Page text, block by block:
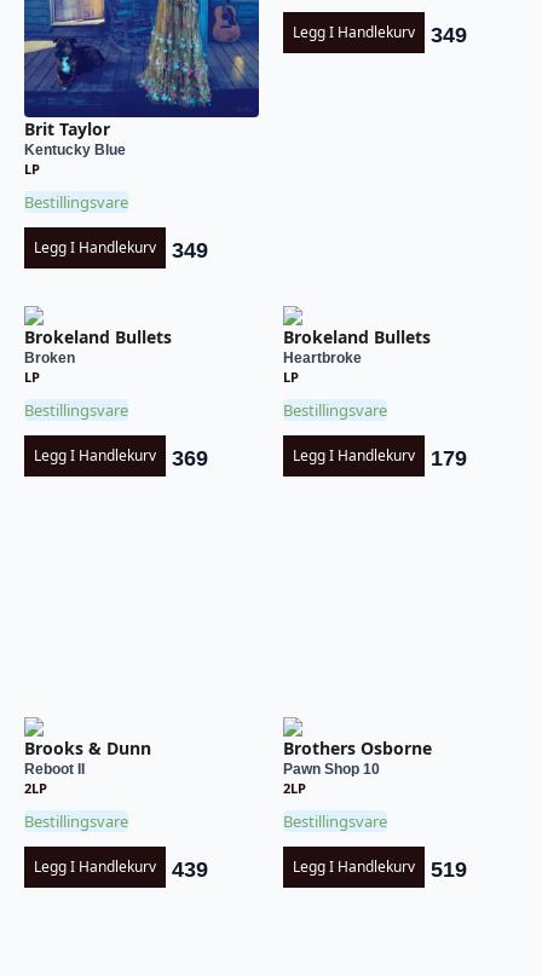
Brit Taylor
Kentucky Blue
LP
Bestillingsvare
Legg I Handlekurv 349
Legg I Handlekurv 349
Brokeland Bullets
Broken
LP
Bestillingsvare
Legg I Handlekurv 369
Brokeland Bullets
Heartbroke
LP
Bestillingsvare
Legg I Handlekurv 179
Brooks & Dunn
Reboot II
2LP
Bestillingsvare
Legg I Handlekurv 439
Brothers Osborne
Pawn Shop 10
2LP
Bestillingsvare
Legg I Handlekurv 519